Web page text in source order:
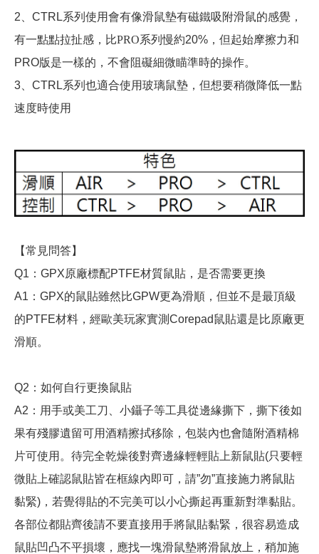
2、CTRL系列 使用會有像滑鼠墊有磁鐵吸附滑鼠的感覺，
有一點點拉扯感，比PRO系列慢約20%，但起始摩擦力和
PRO版是一樣的，不會阻礙細微瞄準時的操作。
3、CTRL系列也適合使用玻璃鼠墊，但想要稍微降低一點
速度時使用
【常見問答】
Q1 ： GPX原廠標配PTFE材質鼠貼，是否需要更換
A1 ： GPX的鼠貼雖然比GPW更為滑順，但並不是最頂級
的PTFE材料，經歐美玩家實測Corepad鼠貼還是比原廠更
滑順。
Q2 ：如何自行更換鼠貼
A2 ：用手或美工刀、小鑷子等工具從邊緣撕下，撕下後如
果有殘膠遺留可用酒精擦拭移除，包裝內也會隨附酒精棉
片可使用。待完全乾燥後對齊邊緣輕輕貼上新鼠貼(只要輕
微貼上確認鼠貼皆在框線內即可，請”勿”直接施力將鼠貼
黏緊) ，若覺得貼的不完美可以小心撕起再重新對準黏貼。
各部位都貼齊後請不要直接用手將鼠貼黏緊，很容易造成
鼠貼凹凸不平損壞，應找一塊滑鼠墊將滑鼠放上，稍加施